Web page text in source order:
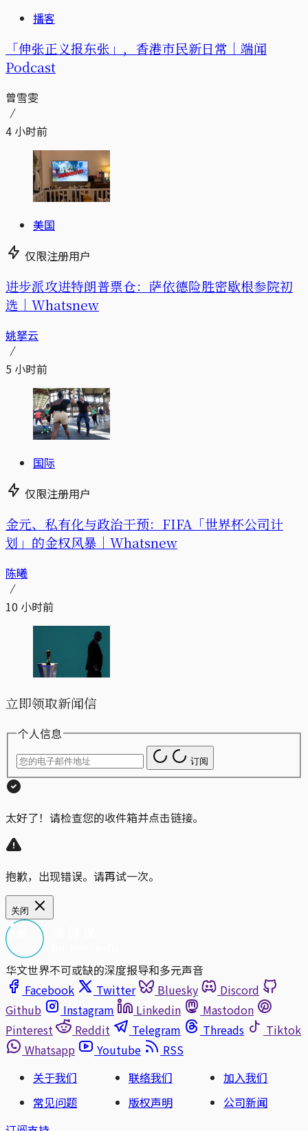
播客
「伸张正义报东张」，香港市民新日常｜端闻
Podcast
曾雪雯
4 小时前
美国
仅限注册用户
进步派攻进特朗普票仓：萨依德险胜密歇根参院初
选｜Whatsnew
姚拏云
5 小时前
国际
仅限注册用户
金元、私有化与政治干预：FIFA「世界杯公司计
划」的金权风暴｜Whatsnew
陈曦
10 小时前
立即领取新闻信
个人信息
订阅
太好了！请检查您的收件箱并点击链接。
抱歉，出现错误。请再试一次。
关闭
华文世界不可或缺的深度报导和多元声音
Facebook
Twitter Bluesky
Discord
Github
Instagram Linkedin
Mastodon
Pinterest
Reddit Telegram Threads
Tiktok
Whatsapp
Youtube
RSS
关于我们
联络我们
加入我们
常见问题
版权声明
公司新闻